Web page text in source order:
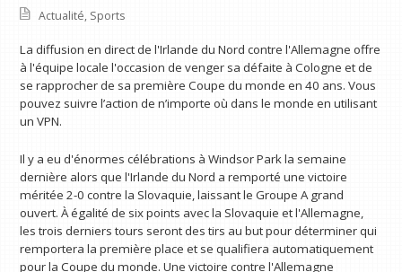
Actualité, Sports
La diffusion en direct de l'Irlande du Nord contre l'Allemagne offre
à l'équipe locale l'occasion de venger sa défaite à Cologne et de
se rapprocher de sa première Coupe du monde en 40 ans. Vous
pouvez suivre l’action de n’importe où dans le monde en utilisant
un VPN.
Il y a eu d'énormes célébrations à Windsor Park la semaine
dernière alors que l'Irlande du Nord a remporté une victoire
méritée 2-0 contre la Slovaquie, laissant le Groupe A grand
ouvert. À égalité de six points avec la Slovaquie et l'Allemagne,
les trois derniers tours seront des tirs au but pour déterminer qui
remportera la première place et se qualifiera automatiquement
pour la Coupe du monde. Une victoire contre l'Allemagne